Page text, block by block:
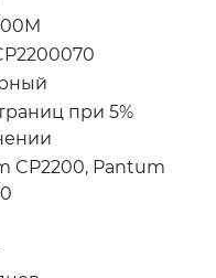
при 5%
CP2200, Pantum